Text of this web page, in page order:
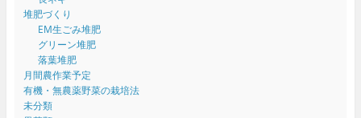
堆肥づくり
EM生ごみ堆肥
グリーン堆肥
落葉堆肥
月間農作業予定
有機・無農薬野菜の栽培法
未分類